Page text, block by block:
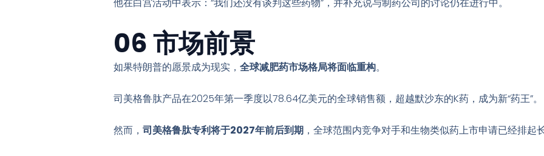
06 市场前景
如果特朗普的愿景成为现实， 全球减肥药市场格局将面临重构。
司美格鲁肽产品在2025年第一季度以78.64亿美元的全球销售额，超越默沙东的K药，成为新“药王”。
然而， 司美格鲁肽专利将于2027年前后到期 ，全球范围内竞争对手和生物类似药上市申请已经排起